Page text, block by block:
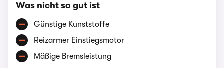
Was nicht so gut ist
Günstige Kunststoffe
Reizarmer Einstiegsmotor
Mäßige Bremsleistung